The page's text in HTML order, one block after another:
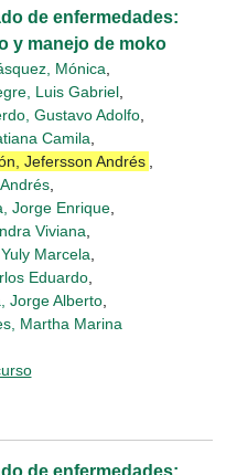
de enfermedades:
y manejo de moko
Mónica
Luis Gabriel
Gustavo Adolfo
Camila
Jefersson Andrés
Jorge Enrique
Viviana
Marcela
Eduardo
Jorge Alberto
Martha Marina